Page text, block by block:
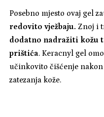
Posebno mjesto ovaj gel
redovito vježbaju. Znoj i
dodatno nadražiti kožu
prištića. Keracnyl gel
učinkovito čišćenje nakon
zatezanja kože.